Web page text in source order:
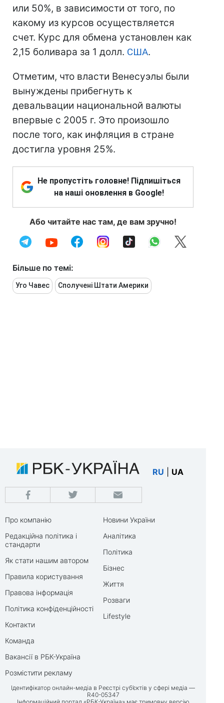
или 50%, в зависимости от того, по
какому из курсов осуществляется
счет. Курс для обмена установлен как
2,15 боливара за 1 долл. США.
Отметим, что власти Венесуэлы были
вынуждены прибегнуть к
девальвации национальной валюты
впервые с 2005 г. Это произошло
после того, как инфляция в стране
достигла уровня 25%.
Не пропустіть головне! Підпишіться
на наші оновлення в Google!
Або читайте нас там, де вам зручно!
Більше по темі:
Уго Чавес Сполучені Штати Америки
RU UA
Про компанію
Редакційна політика і
стандарти
Як стати нашим автором
Правила користування
Правова інформація
Політика конфіденційності
Контакти
Команда
Вакансії в РБК-Україна
Розмістити рекламу
Новини України
Аналітика
Політика
Бізнес
Життя
Розваги
Lifestyle
Ідентифікатор онлайн-медіа в Реєстрі суб’єктів у сфері медіа —
R40-05347